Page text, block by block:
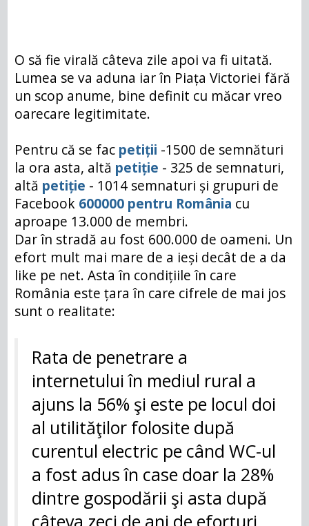
O să fie virală câteva zile apoi va fi uitată.
Lumea se va aduna iar în Piața Victoriei fără
un scop anume, bine definit cu măcar vreo
oarecare legitimitate.
Pentru că se fac petiții -1500 de semnături
la ora asta, altă petiție - 325 de semnaturi,
altă petiție - 1014 semnaturi și grupuri de
Facebook 600000 pentru România cu
aproape 13.000 de membri.
Dar în stradă au fost 600.000 de oameni. Un
efort mult mai mare de a ieși decât de a da
like pe net. Asta în condițiile în care
România este țara în care cifrele de mai jos
sunt o realitate:
Rata de penetrare a
internetului în mediul rural a
ajuns la 56% şi este pe locul doi
al utilităţilor folosite după
curentul electric pe când WC-ul
a fost adus în case doar la 28%
dintre gospodării şi asta după
câteva zeci de ani de eforturi